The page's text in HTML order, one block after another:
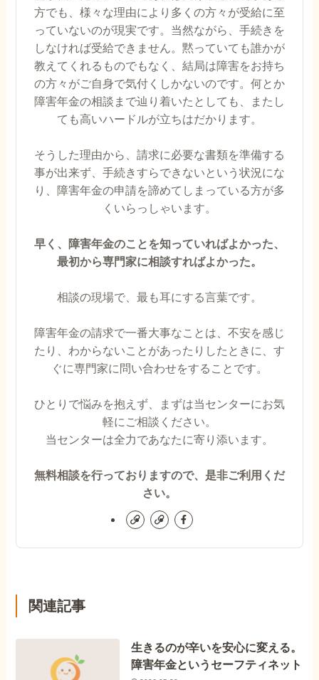
方でも、様々な理由により多くの方々が受給に至
っていないのが現実です。当然ながら、手続きを
しなければ受給できません。黙っていても誰かが
教えてくれるものでもなく、結局は障害をお持ち
の方々がご自身で気付くしかないのです。何とか
障害年金の相談まで辿り着いたとしても、またし
ても高いハードルが立ちはだかります。
そうした理由から、請求に必要な書類を準備する
事が出来ず、手続きすらできないという状況にな
り、障害年金の申請を諦めてしまっている方が多
くいらっしゃいます。
早く、障害年金のことを知っていればよかった、
最初から専門家に相談すればよかった。
相談の現場で、最も耳にする言葉です。
障害年金の請求で一番大事なことは、不安を感じ
たり、わからないことがあったりしたときに、す
ぐに専門家に問い合わせをすることです。
ひとりで悩みを抱えず、まずは当センターにお気
軽にご相談ください。
当センターは全力であなたに寄り添います。
無料相談を行っておりますので、是非ご利用くだ
さい。
関連記事
生きるのが辛いを安心に変える。
障害年金というセーフティネット